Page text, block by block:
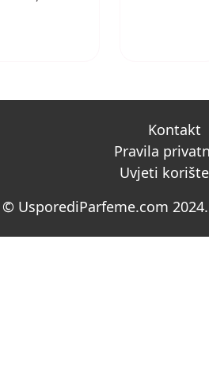
Kontakt
Pravila
Uvjeti
© UsporediParfeme.com